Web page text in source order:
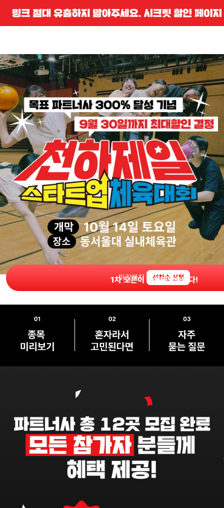
마감까지
1차 오픈이 만료되었습니다!
선착순 신청